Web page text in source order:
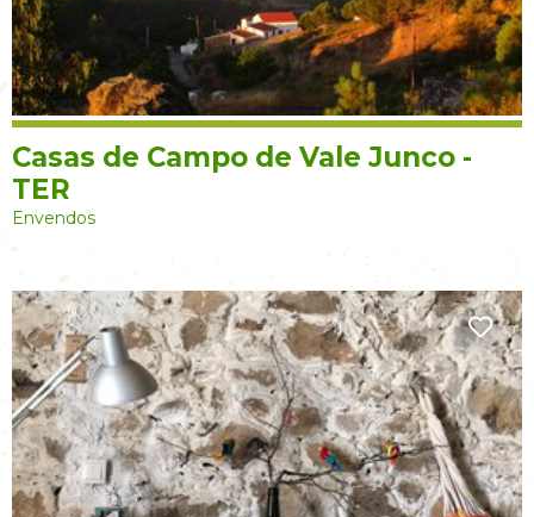
Casas de Campo de Vale Junco -
TER
Envendos